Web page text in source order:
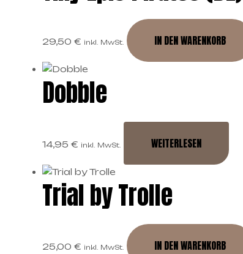
29,50 € inkl. MwSt. IN DEN WARENKORB
Dobble
14,95 € inkl. MwSt. WEITERLESEN
Trial by Trolle
25,00 € inkl. MwSt. IN DEN WARENKORB